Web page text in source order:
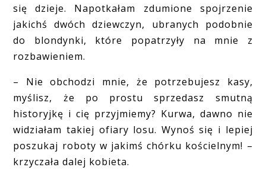
się dzieje. Napotkałam zdumione spojrzenie
jakichś dwóch dziewczyn, ubranych podobnie
do blondynki, które popatrzyły na mnie z
rozbawieniem.
– Nie obchodzi mnie, że potrzebujesz kasy,
myślisz, że po prostu sprzedasz smutną
historyjkę i cię przyjmiemy? Kurwa, dawno nie
widziałam takiej ofiary losu. Wynoś się i lepiej
poszukaj roboty w jakimś chórku kościelnym! –
krzyczała dalej kobieta.